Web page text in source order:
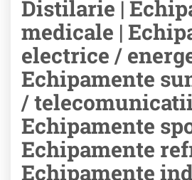
Distilarie |
medicale |
electrice /
Echipamente
/
Echipamente
Echipamente
Echipamente